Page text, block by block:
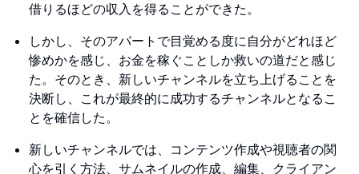
借りるほどの収入を得ることができた。
しかし、そのアパートで目覚める度に自分がどれほど
惨めかを感じ、お金を稼ぐことしか救いの道だと感じ
た。そのとき、新しいチャンネルを立ち上げることを
決断し、これが最終的に成功するチャンネルとなるこ
とを確信した。
新しいチャンネルでは、コンテンツ作成や視聴者の関
心を引く方法、サムネイルの作成、編集、クライアン